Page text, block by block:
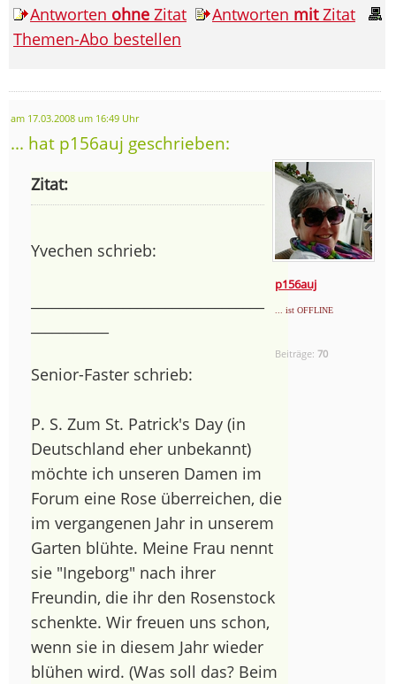
Antworten ohne Zitat Antworten mitZitat
Themen-Abo bestellen
am 17.03.2008 um 16:49 Uhr
... hat p156auj geschrieben:
p156auj
... ist OFFLINE
Beiträge:70
Zitat:
Yvechen schrieb:
Senior-Faster schrieb:
P. S. Zum St. Patrick's Day (in
Deutschland eher unbekannt)
möchte ich unseren Damen im
Forum eine Rose überreichen, die
im vergangenen Jahr in unserem
Garten blühte. Meine Frau nennt
sie "Ingeborg" nach ihrer
Freundin, die ihr den Rosenstock
schenkte. Wir freuen uns schon,
wenn sie in diesem Jahr wieder
blühen wird. (Was soll das? Beim